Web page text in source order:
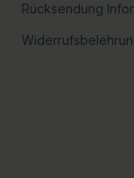
Rücksendung